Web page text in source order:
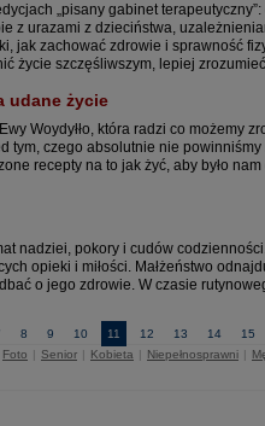
„pisany gabinet
z urazami z dzieciństwa,
jak zachować zdrowie i sprawność
życie szczęśliwszym, lepiej
udane życie
Woydyłło, która radzi co możemy
tym, czego absolutnie nie
recepty na to jak żyć, aby było
nadziei, pokory i cudów
opieki i miłości. Małżeństwo
o jego zdrowie. W czasie
8 9 10 11 12 13 14 15
Foto | Senior | Kobieta | Niepełnosprawni |